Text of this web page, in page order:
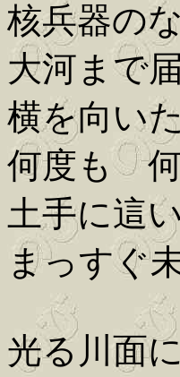
核兵器の
大河まで
横を向い
何度も 何
土手に這
まっすぐ
光る川面